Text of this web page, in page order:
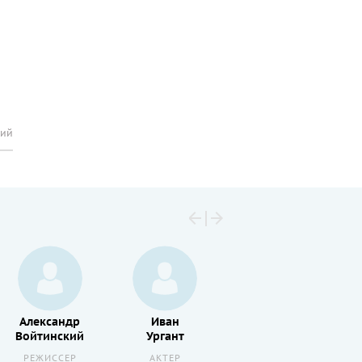
Александр
Войтинский
РЕЖИССЕР
Иван
Ургант
АКТЕР